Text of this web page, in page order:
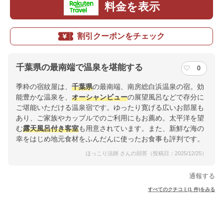
料金を表示
割引クーポンをチェック
千葉県の最南端で温泉を堪能する 0
季粋の宿紋屋は、 千葉県の最南端、南房総白浜温泉の宿。効
能豊かな温泉を、 オーシャンビューの展望風呂などで存分に
ご堪能いただける温泉宿です。ゆったり寛げる広いお部屋も
あり、ご家族やカップルでのご利用にもお薦め。太平洋を望
む露天風呂付き客室も用意されています。また、新鮮な海の
幸をはじめ地元食材をふんだんに使ったお食事も評判です。
ほっこり法師 さんの回答（投稿日：2025/12/25）
通報する
すべてのクチコミ(1 件)をみる